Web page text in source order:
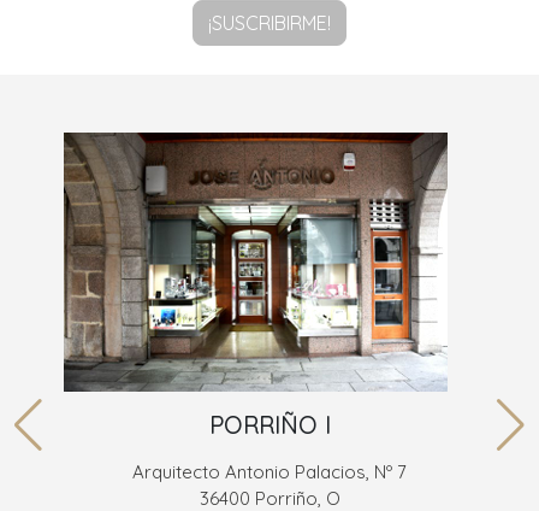
¡SUSCRIBIRME!
PORRIÑO I
Arquitecto Antonio Palacios, Nº 7
36400 Porriño, O